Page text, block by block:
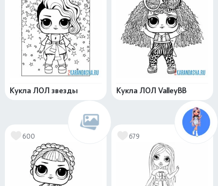
Кукла ЛОЛ звезды Кукла ЛОЛ ValleyBB
600 679